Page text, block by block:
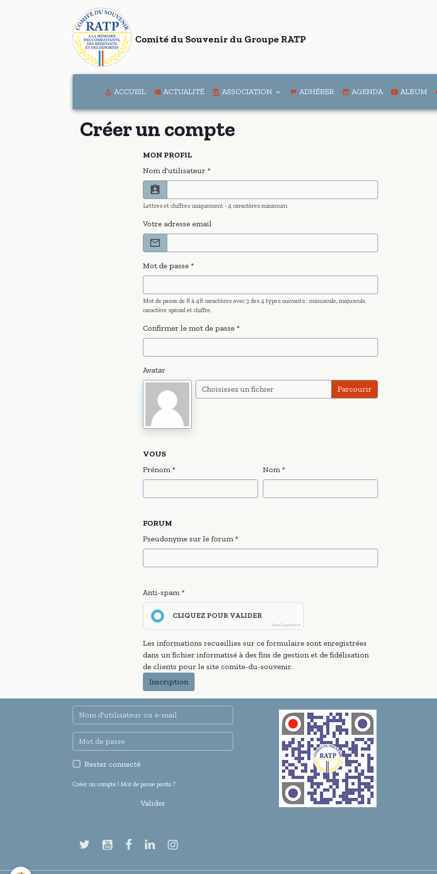
Comité du Souvenir du Groupe RATP
ACCUEIL ACTUALITÉ ASSOCIATION ADHÉRER AGENDA ALBUM
Créer un compte
MON PROFIL
Nom d'utilisateur
Lettres et chiffres uniquement - 4 caractères minimum
Votre adresse email
Mot de passe
Mot de passe de 8 à 48 caractères avec 3 des 4 types suivants : minuscule, majuscule,
caractère spécial et chiffre.
Confirmer le mot de passe
Avatar
Choisissez un fichier
VOUS
Prénom
Nom
FORUM
Pseudonyme sur le forum
Anti-spam
CLIQUEZ POUR VALIDER
IconCaptcha ©
Les informations recueillies sur ce formulaire sont enregistrées
dans un fichier informatisé à des fins de gestion et de fidélisation
de clients pour le site comite-du-souvenir.
Inscription
Rester connecté
Créer un compte | Mot de passe perdu ?
Valider